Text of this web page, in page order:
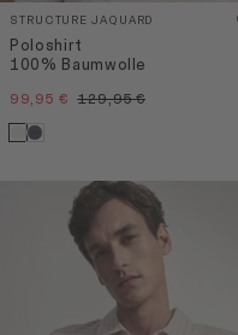
STRUCTURE JAQUARD
Poloshirt
100% Baumwolle
99,95 € 129,95 €